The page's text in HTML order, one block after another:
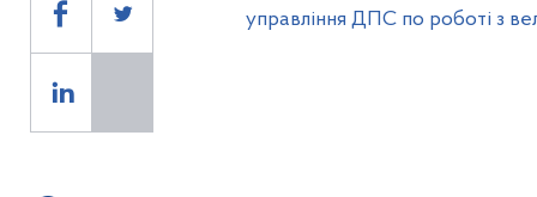
управління ДПС по роботі з